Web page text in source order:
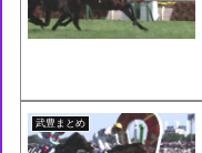
武豊まとめ